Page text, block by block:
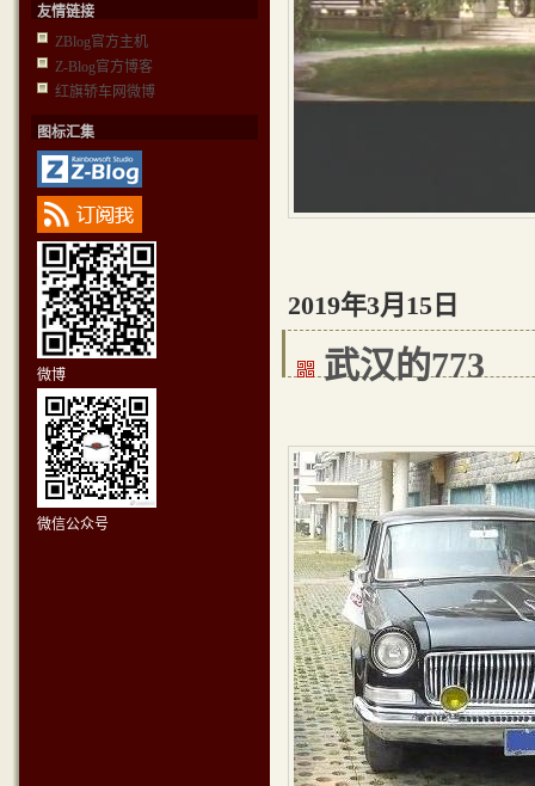
2019年3月15日
武汉的773
友情链接
ZBlog官方主机
Z-Blog官方博客
红旗轿车网微博
图标汇集
微博
微信公众号